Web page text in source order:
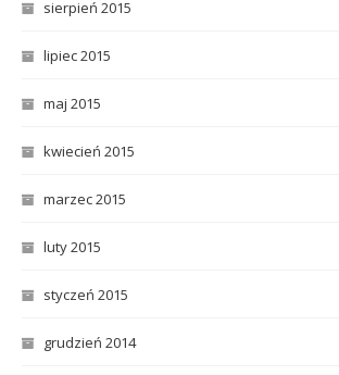
sierpień 2015
lipiec 2015
maj 2015
kwiecień 2015
marzec 2015
luty 2015
styczeń 2015
grudzień 2014